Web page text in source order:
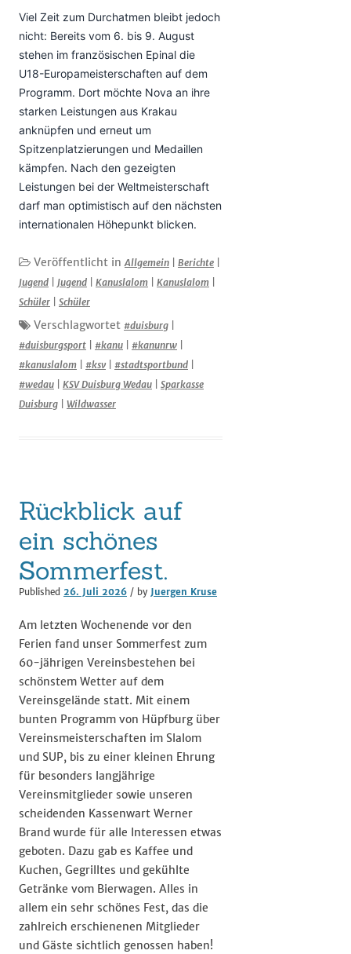
Viel Zeit zum Durchatmen bleibt jedoch
nicht: Bereits vom 6. bis 9. August
stehen im französischen Epinal die
U18-Europameisterschaften auf dem
Programm. Dort möchte Nova an ihre
starken Leistungen aus Krakau
anknüpfen und erneut um
Spitzenplatzierungen und Medaillen
kämpfen. Nach den gezeigten
Leistungen bei der Weltmeisterschaft
darf man optimistisch auf den nächsten
internationalen Höhepunkt blicken.
Veröffentlicht inAllgemein Berichte
Jugend
Jugend Kanuslalom Kanuslalom
Schüler
Schüler
Verschlagwortet #duisburg
#duisburgsport
#kanu #kanunrw
#kanuslalom
#ksv #stadtsportbund
#wedau
KSV Duisburg Wedau
Sparkasse
Duisburg
Wildwasser
Rückblick auf
ein schönes
Sommerfest.
Published 26. Juli 2026 / by Juergen Kruse
Am letzten Wochenende vor den
Ferien fand unser Sommerfest zum
60-jährigen Vereinsbestehen bei
schönstem Wetter auf dem
Vereinsgelände statt. Mit einem
bunten Programm von Hüpfburg über
Vereinsmeisterschaften im Slalom
und SUP, bis zu einer kleinen Ehrung
für besonders langjährige
Vereinsmitglieder sowie unseren
scheidenden Kassenwart Werner
Brand wurde für alle Interessen etwas
geboten. Dazu gab es Kaffee und
Kuchen, Gegrilltes und gekühlte
Getränke vom Bierwagen. Alles in
allem ein sehr schönes Fest, das die
zahlreich erschienenen Mitglieder
und Gäste sichtlich genossen haben!